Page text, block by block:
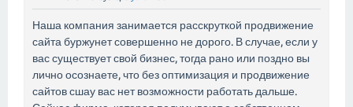
Наша компания занимается расскруткой продвижение
сайта буржунет совершенно не дорого. В случае, если у
вас существует свой бизнес, тогда рано или поздно вы
лично осознаете, что без оптимизация и продвижение
сайтов сшау вас нет возможности работать дальше.